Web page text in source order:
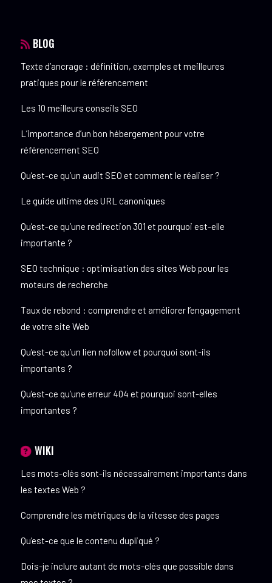
BLOG
Texte d’ancrage : définition, exemples et meilleures
pratiques pour le référencement
Les 10 meilleurs conseils SEO
L’importance d’un bon hébergement pour votre
référencement SEO
Qu’est-ce qu’un audit SEO et comment le réaliser ?
Le guide ultime des URL canoniques
Qu’est-ce qu’une redirection 301 et pourquoi est-elle
importante ?
SEO technique : optimisation des sites Web pour les
moteurs de recherche
Taux de rebond : comprendre et améliorer l’engagement
de votre site Web
Qu’est-ce qu’un lien nofollow et pourquoi sont-ils
importants ?
Qu’est-ce qu’une erreur 404 et pourquoi sont-elles
importantes ?
WIKI
Les mots-clés sont-ils nécessairement importants dans
les textes Web ?
Comprendre les métriques de la vitesse des pages
Qu’est-ce que le contenu dupliqué ?
Dois-je inclure autant de mots-clés que possible dans